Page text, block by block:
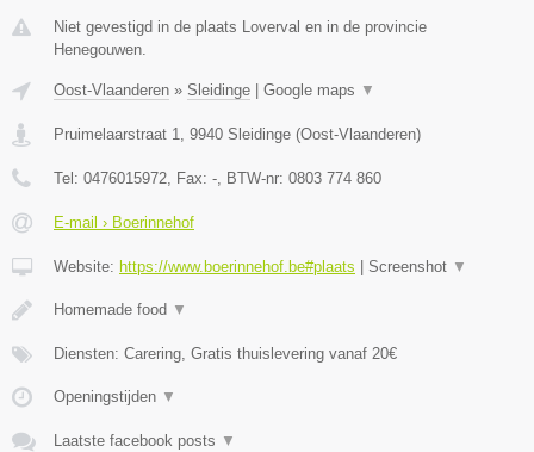
Niet gevestigd in de plaats Loverval en in de provincie
Henegouwen.
Oost-Vlaanderen » Sleidinge Google maps ▼
Pruimelaarstraat 1, 9940 Sleidinge (Oost-Vlaanderen)
Tel: 0476015972, Fax: -, BTW-nr: 0803 774 860
E-mail › Boerinnehof
Website: https://www.boerinnehof.be#plaats Screenshot ▼
Homemade food ▼
Diensten: Carering, Gratis thuislevering vanaf 20€
Openingstijden ▼
Laatste facebook posts ▼